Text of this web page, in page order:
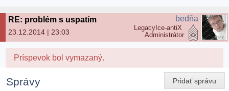
RE: problém s uspatím
23.12.2014 | 23:03
bedňa
LegacyIce-antiX
Administrátor
Príspevok bol vymazaný.
Pridať správu
Správy